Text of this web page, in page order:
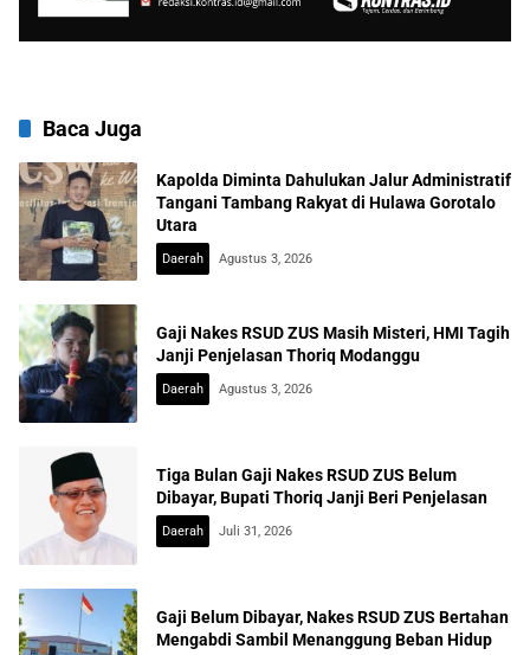
Baca Juga
Kapolda Diminta Dahulukan Jalur Administratif
Tangani Tambang Rakyat di Hulawa Gorotalo
Utara
Daerah Agustus 3, 2026
Gaji Nakes RSUD ZUS Masih Misteri, HMI Tagih
Janji Penjelasan Thoriq Modanggu
Daerah Agustus 3, 2026
Tiga Bulan Gaji Nakes RSUD ZUS Belum
Dibayar, Bupati Thoriq Janji Beri Penjelasan
Daerah Juli 31, 2026
Gaji Belum Dibayar, Nakes RSUD ZUS Bertahan
Mengabdi Sambil Menanggung Beban Hidup